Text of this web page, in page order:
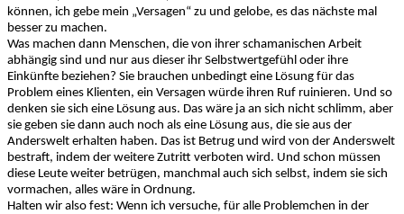
können, ich gebe mein „Versagen“ zu und gelobe, es das nächste mal
besser zu machen.
Was machen dann Menschen, die von ihrer schamanischen Arbeit
abhängig sind und nur aus dieser ihr Selbstwertgefühl oder ihre
Einkünfte beziehen? Sie brauchen unbedingt eine Lösung für das
Problem eines Klienten, ein Versagen würde ihren Ruf ruinieren. Und so
denken sie sich eine Lösung aus. Das wäre ja an sich nicht schlimm, aber
sie geben sie dann auch noch als eine Lösung aus, die sie aus der
Anderswelt erhalten haben. Das ist Betrug und wird von der Anderswelt
bestraft, indem der weitere Zutritt verboten wird. Und schon müssen
diese Leute weiter betrügen, manchmal auch sich selbst, indem sie sich
vormachen, alles wäre in Ordnung.
Halten wir also fest: Wenn ich versuche, für alle Problemchen in der